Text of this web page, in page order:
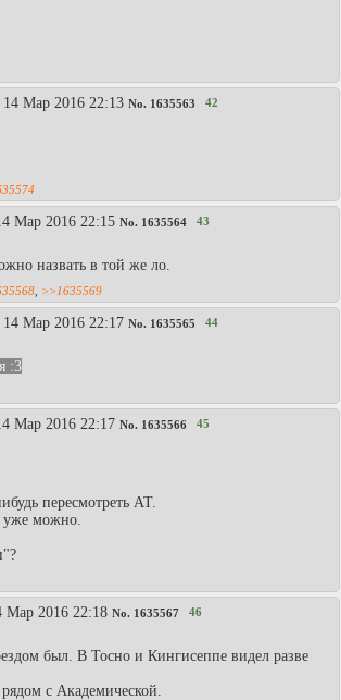
Мар 2016 22:13 No. 1635563 42
Мар 2016 22:15 No. 1635564 43
назвать в той же ло.
>>1635569
Мар 2016 22:17 No. 1635565 44
:3
Мар 2016 22:17 No. 1635566 45
пересмотреть АТ.
уже можно.
Мар 2016 22:18 No. 1635567 46
был. В Тосно и Кингисеппе видел разве
с Академической.